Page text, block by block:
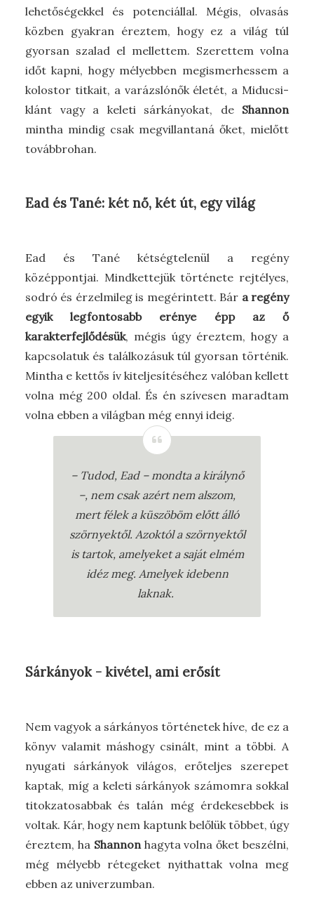
lehetőségekkel és potenciállal. Mégis, olvasás
közben gyakran éreztem, hogy ez a világ túl
gyorsan szalad el mellettem. Szerettem volna
időt kapni, hogy mélyebben megismerhessem a
kolostor titkait, a varázslónők életét, a Miducsi-
klánt vagy a keleti sárkányokat, de Shannon
mintha mindig csak megvillantaná őket, mielőtt
továbbrohan.
Ead és Tané: két nő, két út, egy világ
Ead és Tané kétségtelenül a regény
középpontjai. Mindkettejük története rejtélyes,
sodró és érzelmileg is megérintett. Bár a regény
egyik legfontosabb erénye épp az ő
karakterfejlődésük, mégis úgy éreztem, hogy a
kapcsolatuk és találkozásuk túl gyorsan történik.
Mintha e kettős ív kiteljesítéséhez valóban kellett
volna még 200 oldal. És én szívesen maradtam
volna ebben a világban még ennyi ideig.
– Tudod, Ead – mondta a királynő
–, nem csak azért nem alszom,
mert félek a küszöböm előtt álló
szörnyektől. Azoktól a szörnyektől
is tartok, amelyeket a saját elmém
idéz meg. Amelyek idebenn
laknak.
Sárkányok - kivétel, ami erősít
Nem vagyok a sárkányos történetek híve, de ez a
könyv valamit máshogy csinált, mint a többi. A
nyugati sárkányok világos, erőteljes szerepet
kaptak, míg a keleti sárkányok számomra sokkal
titokzatosabbak és talán még érdekesebbek is
voltak. Kár, hogy nem kaptunk belőlük többet, úgy
éreztem, ha Shannon hagyta volna őket beszélni,
még mélyebb rétegeket nyithattak volna meg
ebben az univerzumban.